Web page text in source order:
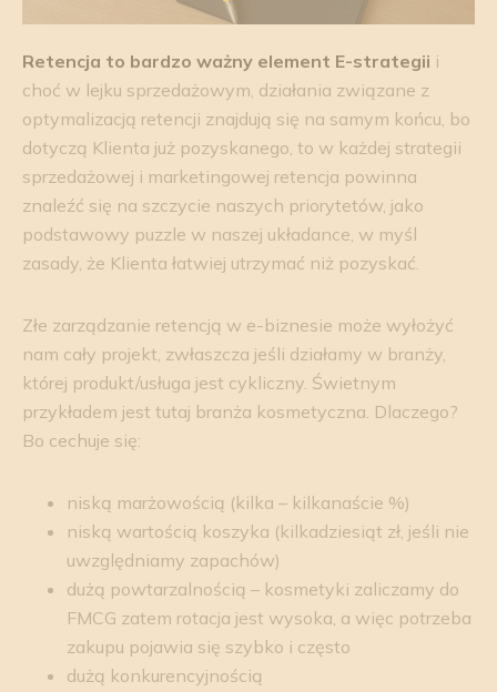
Retencja to bardzo ważny element E-strategii i
choć w lejku sprzedażowym, działania związane z
optymalizacją retencji znajdują się na samym końcu, bo
dotyczą Klienta już pozyskanego, to w każdej strategii
sprzedażowej i marketingowej retencja powinna
znaleźć się na szczycie naszych priorytetów, jako
podstawowy puzzle w naszej układance, w myśl
zasady, że Klienta łatwiej utrzymać niż pozyskać.
Złe zarządzanie retencją w e-biznesie może wyłożyć
nam cały projekt, zwłaszcza jeśli działamy w branży,
której produkt/usługa jest cykliczny. Świetnym
przykładem jest tutaj branża kosmetyczna. Dlaczego?
Bo cechuje się:
niską marżowością (kilka – kilkanaście %)
niską wartością koszyka (kilkadziesiąt zł, jeśli nie
uwzględniamy zapachów)
dużą powtarzalnością – kosmetyki zaliczamy do
FMCG zatem rotacja jest wysoka, a więc potrzeba
zakupu pojawia się szybko i często
dużą konkurencyjnością